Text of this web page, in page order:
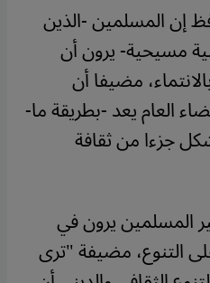
إن المسلمين -الذين
مسيحية- يرون أن
مضيفا أن
العام يعد -بطريقة ما-
جزءا من ثقافة
المسلمين يرون في
التنوع، مضيفة "ترى